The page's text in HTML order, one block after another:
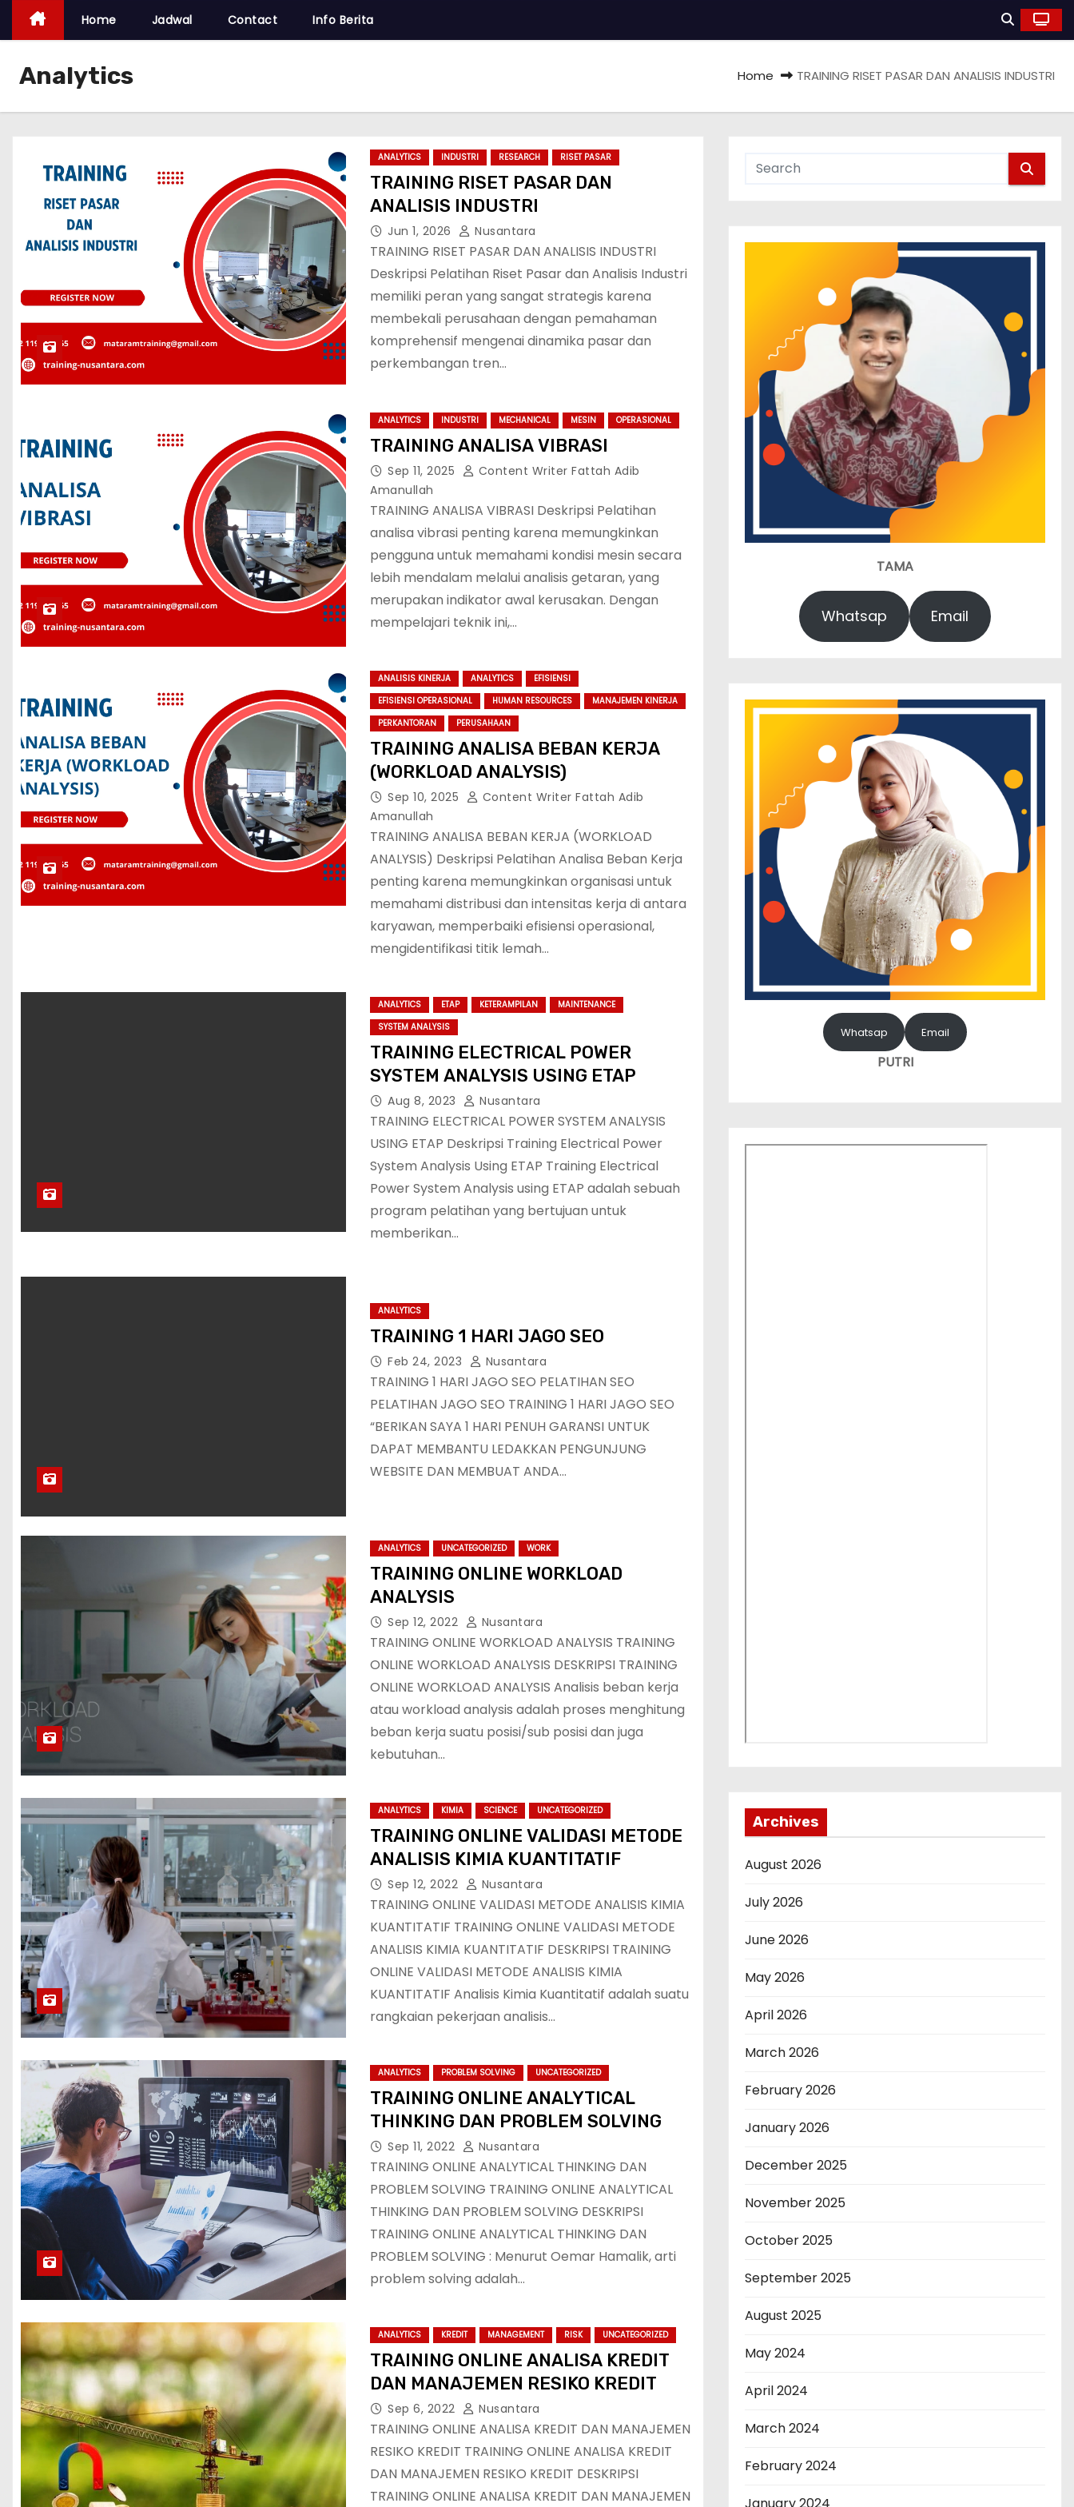
Home Jadwal Contact Info Berita
Analytics Home TRAINING RISET PASAR DAN ANALISIS INDUSTRI
ANALYTICS INDUSTRI RESEARCH RISET PASAR
TRAINING RISET PASAR DAN
ANALISIS INDUSTRI
Jun 1, 2026 Nusantara
TRAINING RISET PASAR DAN ANALISIS INDUSTRI
Deskripsi Pelatihan Riset Pasar dan Analisis Industri
memiliki peran yang sangat strategis karena
membekali perusahaan dengan pemahaman
komprehensif mengenai dinamika pasar dan
perkembangan tren…
ANALYTICS INDUSTRI MECHANICAL MESIN OPERASIONAL
TRAINING ANALISA VIBRASI
Sep 11, 2025
Content Writer Fattah Adib
Amanullah
TRAINING ANALISA VIBRASI Deskripsi Pelatihan
analisa vibrasi penting karena memungkinkan
pengguna untuk memahami kondisi mesin secara
lebih mendalam melalui analisis getaran, yang
merupakan indikator awal kerusakan. Dengan
mempelajari teknik ini,…
ANALISIS KINERJA ANALYTICS
EFISIENSI
EFISIENSI OPERASIONAL
HUMAN RESOURCES
MANAJEMEN KINERJA
PERKANTORAN
PERUSAHAAN
TRAINING ANALISA BEBAN KERJA
(WORKLOAD ANALYSIS)
Sep 10, 2025
Content Writer Fattah Adib
Amanullah
TRAINING ANALISA BEBAN KERJA (WORKLOAD
ANALYSIS) Deskripsi Pelatihan Analisa Beban Kerja
penting karena memungkinkan organisasi untuk
memahami distribusi dan intensitas kerja di antara
karyawan, memperbaiki efisiensi operasional,
mengidentifikasi titik lemah…
ANALYTICS ETAP KETERAMPILAN
MAINTENANCE
SYSTEM ANALYSIS
TRAINING ELECTRICAL POWER
SYSTEM ANALYSIS USING ETAP
Aug 8, 2023 Nusantara
TRAINING ELECTRICAL POWER SYSTEM ANALYSIS
USING ETAP Deskripsi Training Electrical Power
System Analysis Using ETAP Training Electrical
Power System Analysis using ETAP adalah sebuah
program pelatihan yang bertujuan untuk
memberikan…
ANALYTICS
TRAINING 1 HARI JAGO SEO
Feb 24, 2023 Nusantara
TRAINING 1 HARI JAGO SEO PELATIHAN SEO
PELATIHAN JAGO SEO TRAINING 1 HARI JAGO SEO
“BERIKAN SAYA 1 HARI PENUH GARANSI UNTUK
DAPAT MEMBANTU LEDAKKAN PENGUNJUNG
WEBSITE DAN MEMBUAT ANDA…
ANALYTICS UNCATEGORIZED WORK
TRAINING ONLINE WORKLOAD
ANALYSIS
Sep 12, 2022 Nusantara
TRAINING ONLINE WORKLOAD ANALYSIS TRAINING
ONLINE WORKLOAD ANALYSIS DESKRIPSI TRAINING
ONLINE WORKLOAD ANALYSIS Analisis beban kerja
atau workload analysis adalah proses menghitung
beban kerja suatu posisi/sub posisi dan juga
kebutuhan…
ANALYTICS KIMIA SCIENCE UNCATEGORIZED
TRAINING ONLINE VALIDASI METODE
ANALISIS KIMIA KUANTITATIF
Sep 12, 2022 Nusantara
TRAINING ONLINE VALIDASI METODE ANALISIS KIMIA
KUANTITATIF TRAINING ONLINE VALIDASI METODE
ANALISIS KIMIA KUANTITATIF DESKRIPSI TRAINING
ONLINE VALIDASI METODE ANALISIS KIMIA
KUANTITATIF Analisis Kimia Kuantitatif adalah suatu
rangkaian pekerjaan analisis…
ANALYTICS PROBLEM SOLVING UNCATEGORIZED
TRAINING ONLINE ANALYTICAL
THINKING DAN PROBLEM SOLVING
Sep 11, 2022 Nusantara
TRAINING ONLINE ANALYTICAL THINKING DAN
PROBLEM SOLVING TRAINING ONLINE ANALYTICAL
THINKING DAN PROBLEM SOLVING DESKRIPSI
TRAINING ONLINE ANALYTICAL THINKING DAN
PROBLEM SOLVING : Menurut Oemar Hamalik, arti
problem solving adalah…
ANALYTICS KREDIT MANAGEMENT RISK UNCATEGORIZED
TRAINING ONLINE ANALISA KREDIT
DAN MANAJEMEN RESIKO KREDIT
Sep 6, 2022 Nusantara
TRAINING ONLINE ANALISA KREDIT DAN MANAJEMEN
RESIKO KREDIT TRAINING ONLINE ANALISA KREDIT
DAN MANAJEMEN RESIKO KREDIT DESKRIPSI
TRAINING ONLINE ANALISA KREDIT DAN MANAJEMEN
TAMA
Whatsap Email
Whatsap Email
PUTRI
Archives
August 2026
July 2026
June 2026
May 2026
April 2026
March 2026
February 2026
January 2026
December 2025
November 2025
October 2025
September 2025
August 2025
May 2024
April 2024
March 2024
February 2024